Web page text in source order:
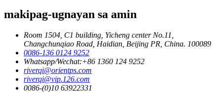
makipag-ugnayan sa amin
Room 1504, C1 building, Yicheng center No.11,
Changchunqiao Road, Haidian, Beijing PR, China. 100089
0086-136 0124 9252
Whatsapp/Wechat:+86 1360 124 9252
riverqi@orientps.com
riverqi@vip.126.com
0086-(0)10 63922331